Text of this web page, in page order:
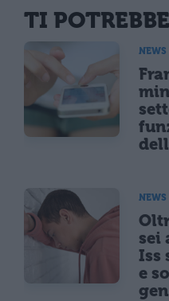
TI
NEWS
NEWS
sei
Iss
e